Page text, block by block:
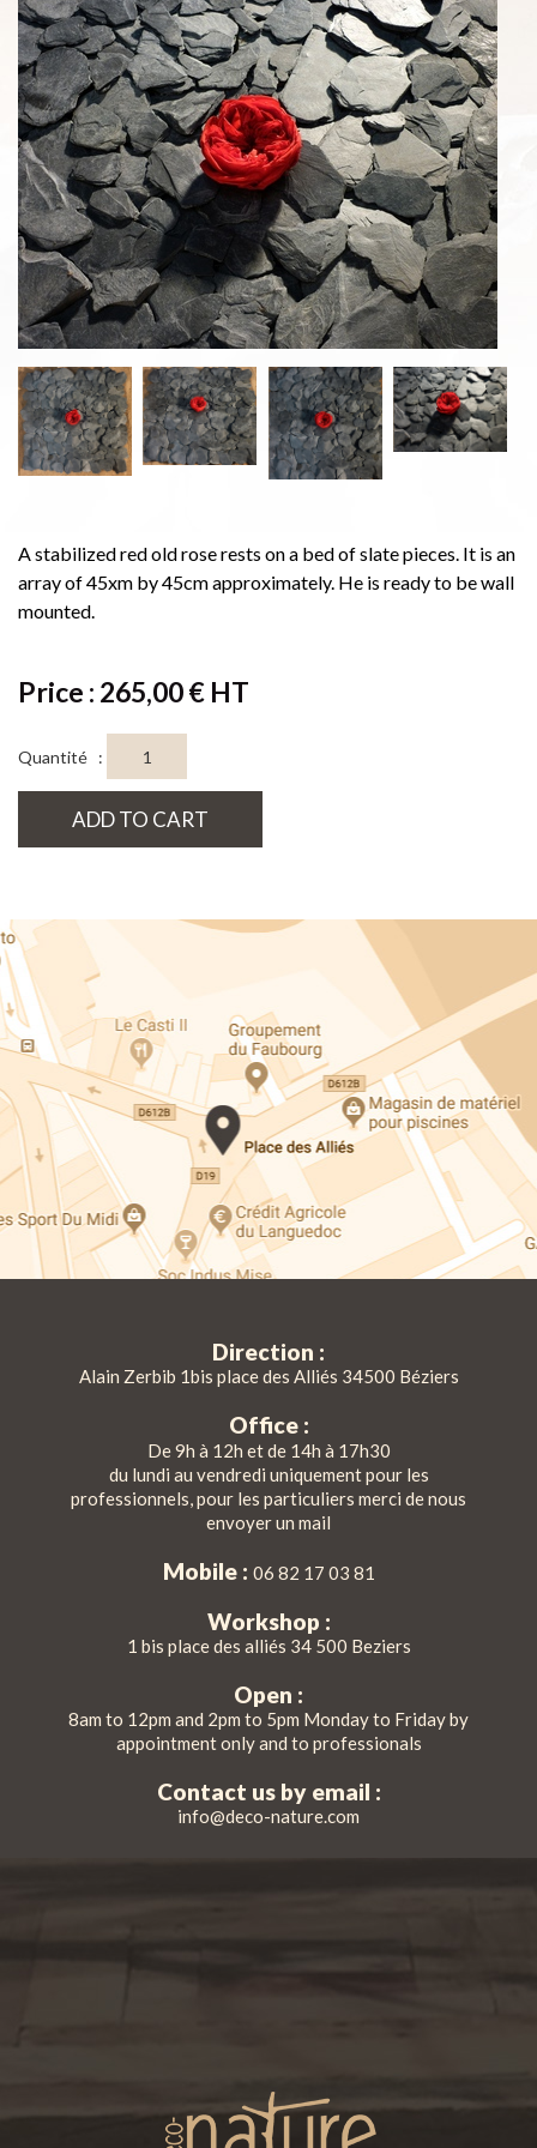
A stabilized red old rose rests on a bed of slate pieces. It is an
array of 45xm by 45cm approximately. He is ready to be wall
mounted.
Price : 265,00 € HT
Quantité :
ADD TO CART
Direction :
Alain Zerbib 1bis place des Alliés 34500 Béziers
Office :
De 9h à 12h et de 14h à 17h30
du lundi au vendredi uniquement pour les
professionnels, pour les particuliers merci de nous
envoyer un mail
Mobile : 06 82 17 03 81
Workshop :
1 bis place des alliés 34 500 Beziers
Open :
8am to 12pm and 2pm to 5pm Monday to Friday by
appointment only and to professionals
Contact us by email :
info@deco-nature.com